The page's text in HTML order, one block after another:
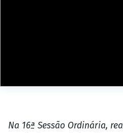
Na 16ª Sessão Ordinária,